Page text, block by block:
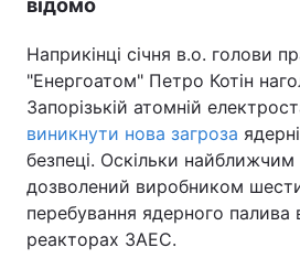
відомо
Наприкінці січня в.о. голови
"Енергоатом" Петро Котін
Запорізькій атомній
виникнути нова загроза
безпеці. Оскільки
дозволений виробником
перебування ядерного палива
реакторах ЗАЕС.